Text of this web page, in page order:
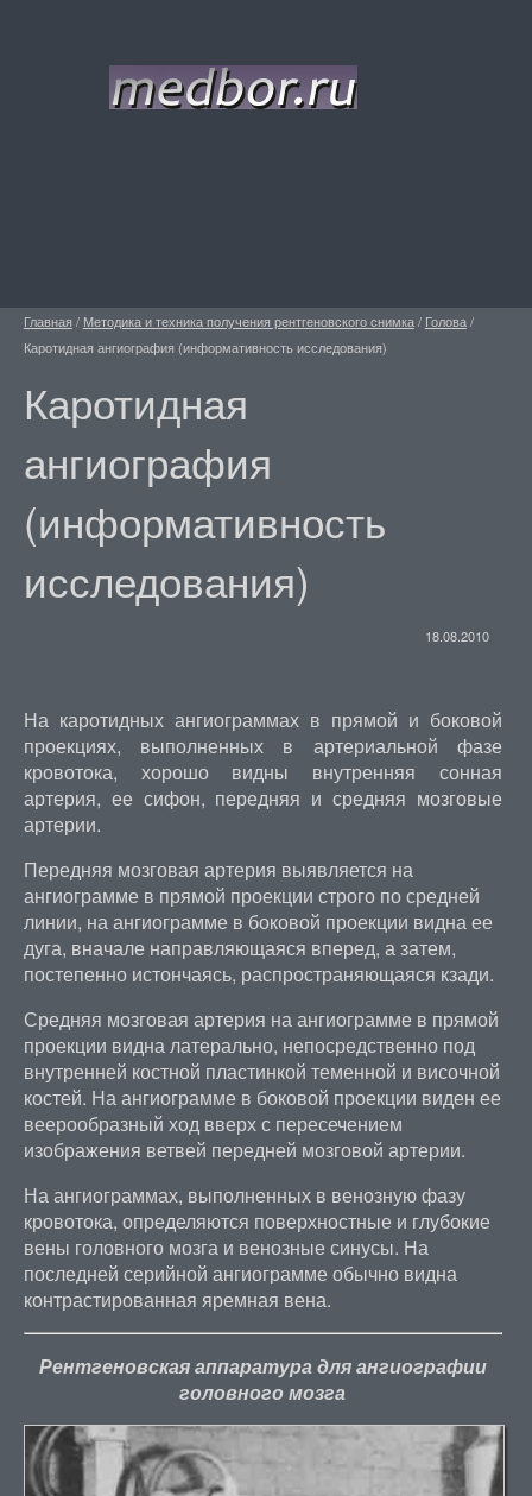
Главная / Методика и техника получения рентгеновского снимка/ Голова/
Каротидная ангиография (информативность исследования)
Каротидная
ангиография
(информативность
исследования)
18.08.2010
На каротидных ангиограммах в прямой и боковой
проекциях, выполненных в артериальной фазе
кровотока, хорошо видны внутренняя сонная
артерия, ее сифон, передняя и средняя мозговые
артерии.
Передняя мозговая артерия выявляется на
ангиограмме в прямой проекции строго по средней
линии, на ангиограмме в боковой проекции видна ее
дуга, вначале направляющаяся вперед, а затем,
постепенно истончаясь, распространяющаяся кзади.
Средняя мозговая артерия на ангиограмме в прямой
проекции видна латерально, непосредственно под
внутренней костной пластинкой теменной и височной
костей. На ангиограмме в боковой проекции виден ее
веерообразный ход вверх с пересечением
изображения ветвей передней мозговой артерии.
На ангиограммах, выполненных в венозную фазу
кровотока, определяются поверхностные и глубокие
вены головного мозга и венозные синусы. На
последней серийной ангиограмме обычно видна
контрастированная яремная вена.
Рентгеновская аппаратура для ангиографии
головного мозга